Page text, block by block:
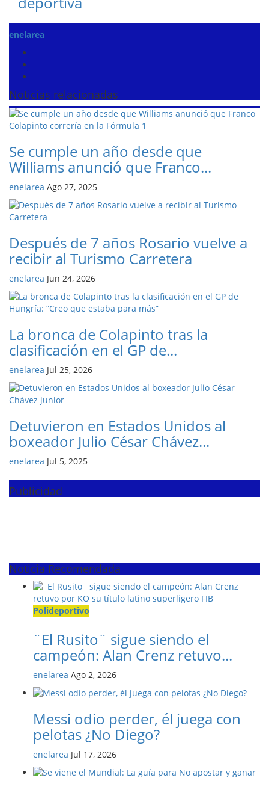
enelarea
Noticias relacionadas
Se cumple un año desde que
Williams anunció que Franco...
enelarea Ago 27, 2025
Después de 7 años Rosario vuelve a
recibir al Turismo Carretera
enelarea Jun 24, 2026
La bronca de Colapinto tras la
clasificación en el GP de...
enelarea Jul 25, 2026
Detuvieron en Estados Unidos al
boxeador Julio César Chávez...
enelarea Jul 5, 2025
Publicidad
Noticia Recomendada
Polideportivo
¨El Rusito¨ sigue siendo el
campeón: Alan Crenz retuvo...
enelarea Ago 2, 2026
Messi odio perder, él juega con
pelotas ¿No Diego?
enelarea Jul 17, 2026